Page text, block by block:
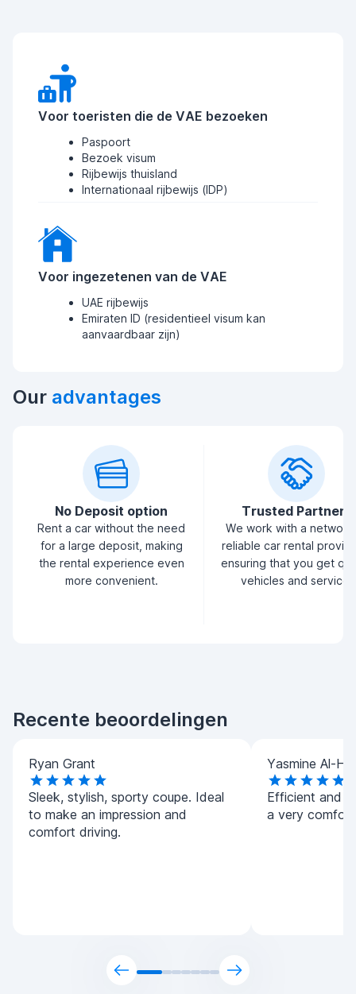
Voor toeristen die de VAE bezoeken
Paspoort
Bezoek visum
Rijbewijs thuisland
Internationaal rijbewijs (IDP)
Voor ingezetenen van de VAE
UAE rijbewijs
Emiraten ID (residentieel visum kan
aanvaardbaar zijn)
Our advantages
No Deposit option
Rent a car without the need
for a large deposit, making
the rental experience even
more convenient.
Trusted Partners
We work with a
reliable car rental
ensuring that you get
vehicles and service.
Recente beoordelingen
Ryan Grant
Sleek, stylish, sporty coupe. Ideal
to make an impression and
comfort driving.
Yasmine Al-
Efficient and
a very